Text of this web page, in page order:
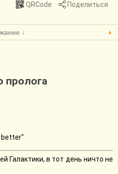
QRCode Поделиться
↓
пролога
better"
Галактики, в тот день ничто не